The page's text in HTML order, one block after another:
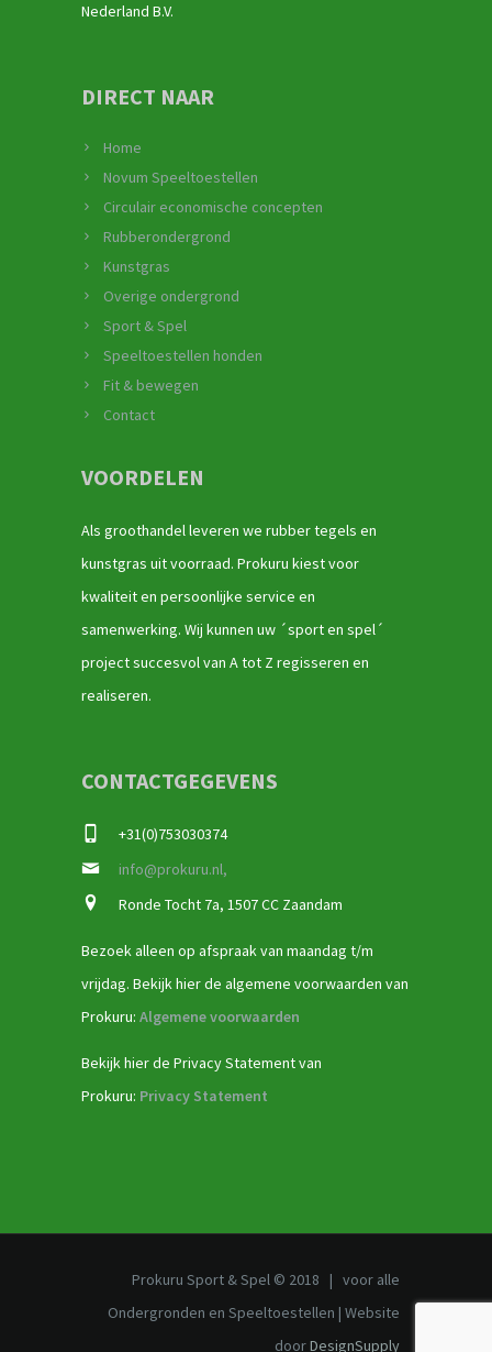
Nederland B.V.
DIRECT NAAR
Home
Novum Speeltoestellen
Circulair economische concepten
Rubberondergrond
Kunstgras
Overige ondergrond
Sport & Spel
Speeltoestellen honden
Fit & bewegen
Contact
VOORDELEN
Als groothandel leveren we rubber tegels en
kunstgras uit voorraad. Prokuru kiest voor
kwaliteit en persoonlijke service en
samenwerking. Wij kunnen uw ´sport en spel´
project succesvol van A tot Z regisseren en
realiseren.
CONTACTGEGEVENS
+31(0)753030374
info@prokuru.nl,
Ronde Tocht 7a, 1507 CC Zaandam
Bezoek alleen op afspraak van maandag t/m
vrijdag. Bekijk hier de algemene voorwaarden van
Prokuru: Algemene voorwaarden
Bekijk hier de Privacy Statement van
Prokuru: Privacy Statement
Prokuru Sport & Spel © 2018 | voor alle
Ondergronden en Speeltoestellen | Website
doorDesignSupply